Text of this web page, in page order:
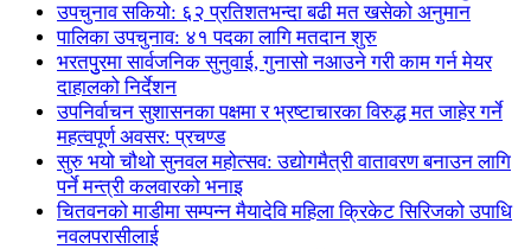
उपचुनाव सकियो: ६२ प्रतिशतभन्दा बढी मत खसेको अनुमान
पालिका उपचुनाव: ४१ पदका लागि मतदान शुरु
भरतपुुरमा सार्वजनिक सुनुवाई, गुनासो नआउने गरी काम गर्न मेयर
दाहालको निर्देशन
उपनिर्वाचन सुशासनका पक्षमा र भ्रष्टाचारका विरुद्ध मत जाहेर गर्ने
महत्वपूर्ण अवसर: प्रचण्ड
सुरु भयो चौथो सुनवल महोत्सव: उद्योगमैत्री वातावरण बनाउन लागि
पर्ने मन्त्री कलवारको भनाइ
चितवनको माडीमा सम्पन्न मैयादेवि महिला क्रिकेट सिरिजको उपाधि
नवलपरासीलाई